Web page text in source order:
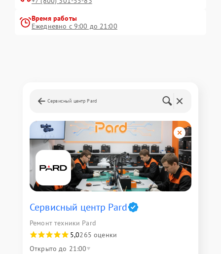
Время работы
Ежедневно с 9:00 до 21:00
Сервисный центр Pard
Сервисный центр Pard
Ремонт техники Pard
5,0265 оценки
Открыто до 21:00